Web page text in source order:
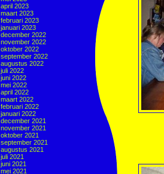
april 2023
maart 2023
februari 2023
januari 2023
december 2022
november 2022
oktober 2022
september 2022
augustus 2022
juli 2022
juni 2022
mei 2022
april 2022
maart 2022
februari 2022
januari 2022
december 2021
november 2021
oktober 2021
september 2021
augustus 2021
juli 2021
juni 2021
mei 2021